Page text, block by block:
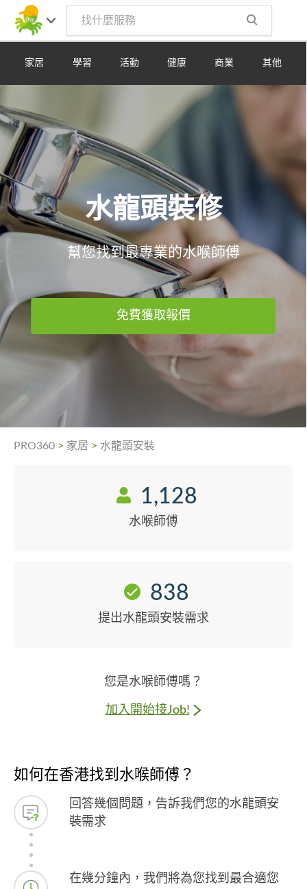
家居 學習 活動 健康 商業 其他
水龍頭裝修
幫您找到最專業的水喉師傅
免費獲取報價
PRO360 > 家居 > 水龍頭安裝
1,128
水喉師傅
838
提出水龍頭安裝需求
您是水喉師傅嗎？
加入開始接Job!
如何在香港找到水喉師傅？
回答幾個問題，告訴我們您的水龍頭安
裝需求
在幾分鐘內，我們將為您找到最合適您